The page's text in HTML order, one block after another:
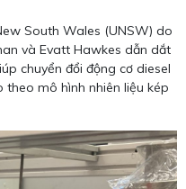
South Wales (UNSW) do
và Evatt Hawkes dẫn dắt
chuyển đổi động cơ diesel
theo mô hình nhiên liệu kép